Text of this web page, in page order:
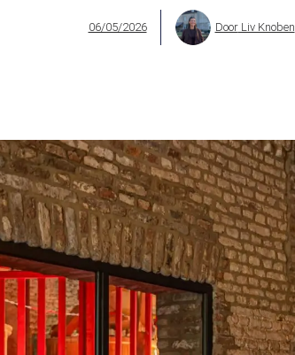
06/05/2026 DoorLiv Knoben